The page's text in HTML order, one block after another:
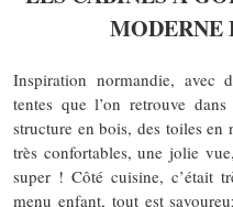
MODERNE
Inspiration normandie, avec
tentes que l’on retrouve
structure en bois, des toiles en
très confortables, une jolie
super ! Côté cuisine, c’était
menu enfant, tout est